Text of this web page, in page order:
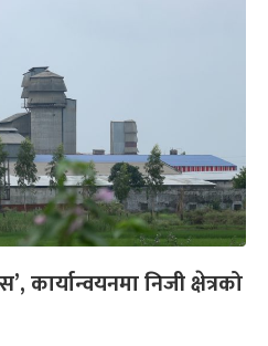
कार्यान्वयनमा निजी क्षेत्रको